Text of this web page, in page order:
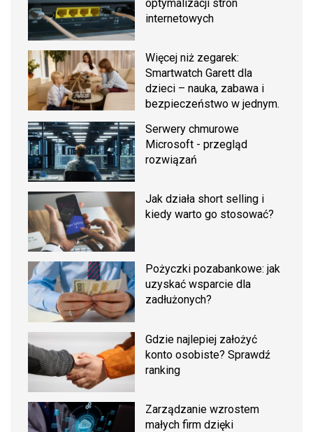
optymalizacji stron
internetowych
Więcej niż zegarek:
Smartwatch Garett dla
dzieci – nauka, zabawa i
bezpieczeństwo w jednym.
Serwery chmurowe
Microsoft - przegląd
rozwiązań
Jak działa short selling i
kiedy warto go stosować?
Pożyczki pozabankowe: jak
uzyskać wsparcie dla
zadłużonych?
Gdzie najlepiej założyć
konto osobiste? Sprawdź
ranking
Zarządzanie wzrostem
małych firm dzięki